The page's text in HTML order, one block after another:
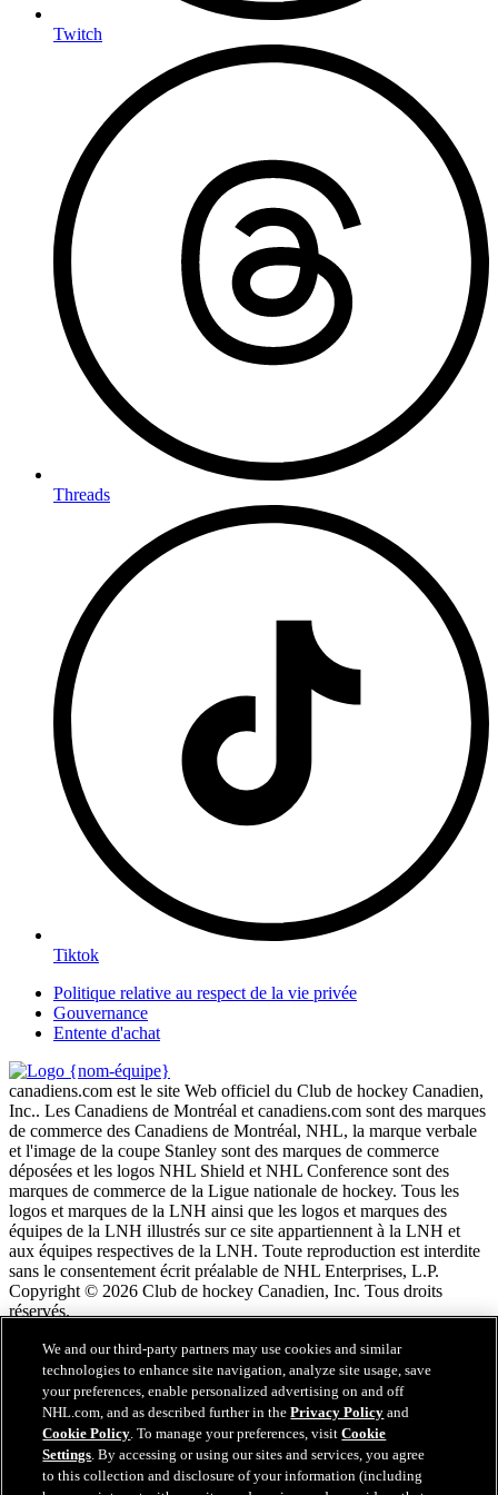
Twitch
Threads
Tiktok
Politique relative au respect de la vie privée
Gouvernance
Entente d'achat
canadiens.com est le site Web officiel du Club de hockey Canadien,
Inc.. Les Canadiens de Montréal et canadiens.com sont des marques
de commerce des Canadiens de Montréal, NHL, la marque verbale
et l'image de la coupe Stanley sont des marques de commerce
déposées et les logos NHL Shield et NHL Conference sont des
marques de commerce de la Ligue nationale de hockey. Tous les
logos et marques de la LNH ainsi que les logos et marques des
équipes de la LNH illustrés sur ce site appartiennent à la LNH et
aux équipes respectives de la LNH. Toute reproduction est interdite
sans le consentement écrit préalable de NHL Enterprises, L.P.
Copyright © 2026 Club de hockey Canadien, Inc. Tous droits
réservés.
Conditions d'utilisation de LNH.com
Politique en matière de protection des renseignements
personnels
Politique en Matière de Témoins de Connexion
Paramètres des témoins
Politique de droits d'auteur
Emploi
We and our third-party partners may use cookies and similar
technologies to enhance site navigation, analyze site usage, save
your preferences, enable personalized advertising on and off
NHL.com, and as described further in thePrivacy Policy and
Cookie Policy. To manage your preferences, visitCookie
Settings. By accessing or using our sites and services, you agree
to this collection and disclosure of your information (including